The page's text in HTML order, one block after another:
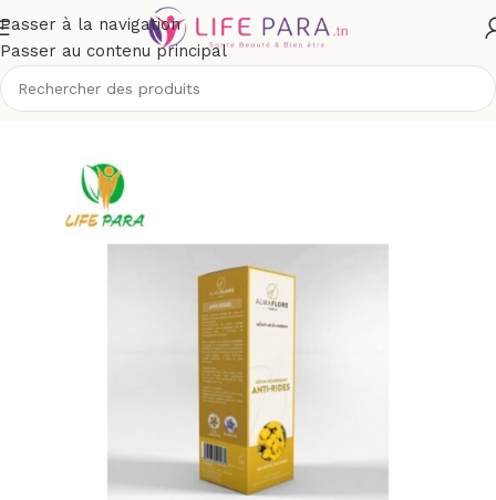
Passer à la navigation
Passer au contenu principal
/Visage/Soins anti-âge et anti-rides/Rides installées